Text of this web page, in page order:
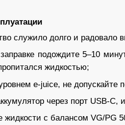
служило долго и радовало
подождите 5–10
жидкостью;
e-juice, не допускайте
через порт USB-C,
жидкости с балансом VG/PG